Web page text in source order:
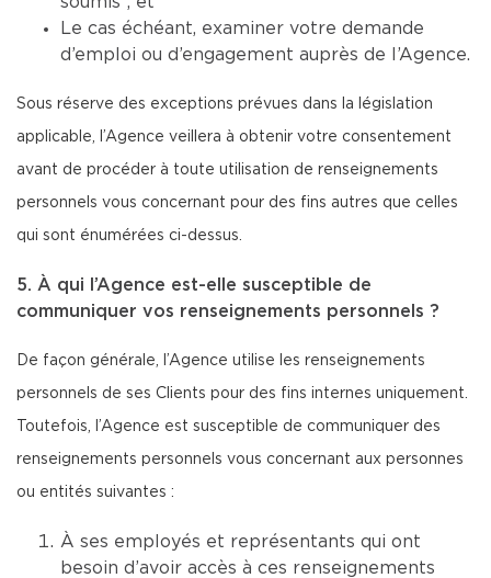
Le cas échéant, examiner votre demande
d’emploi ou d’engagement auprès de l’Agence.
Sous réserve des exceptions prévues dans la législation
applicable, l’Agence veillera à obtenir votre consentement
avant de procéder à toute utilisation de renseignements
personnels vous concernant pour des fins autres que celles
qui sont énumérées ci-dessus.
5. À qui l’Agence est-elle susceptible de
communiquer vos renseignements personnels ?
De façon générale, l’Agence utilise les renseignements
personnels de ses Clients pour des fins internes uniquement.
Toutefois, l’Agence est susceptible de communiquer des
renseignements personnels vous concernant aux personnes
ou entités suivantes :
À ses employés et représentants qui ont
besoin d’avoir accès à ces renseignements